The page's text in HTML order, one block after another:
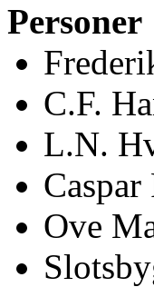
Personer
C.F.
L.N.
Ove